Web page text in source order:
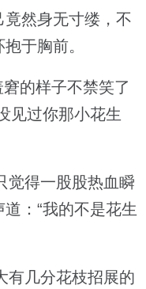
竟然身无寸缕，不
于胸前。
的样子不禁笑了
见过你那小花生
得一股股热血瞬
：“我的不是花生
几分花枝招展的